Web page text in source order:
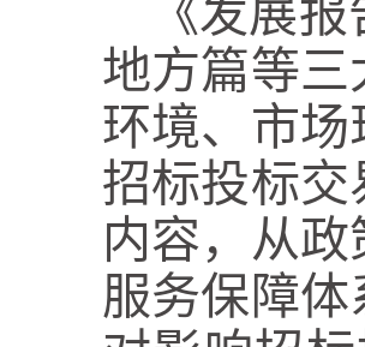
《发展
地方篇等
环境、市
招标投标
内容，从
服务保障